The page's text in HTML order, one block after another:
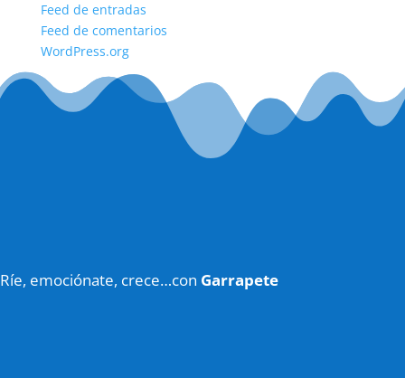
Feed de entradas
Feed de comentarios
WordPress.org
Ríe, emociónate, crece…con Garrapete